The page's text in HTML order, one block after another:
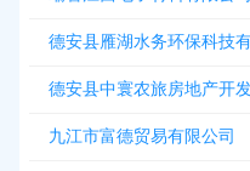
德安县雁湖水务环保科技
德安县中寰农旅房地产开
九江市富德贸易有限公司